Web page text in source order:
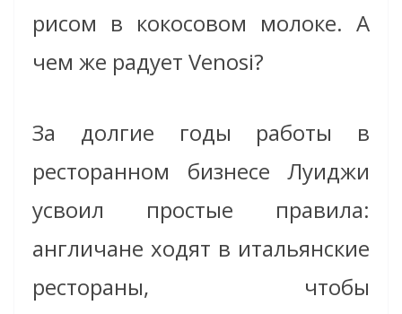
рисом в кокосовом молоке. А
чем же радует Venosi?
За долгие годы работы в
ресторанном бизнесе Луиджи
усвоил простые правила:
англичане ходят в итальянские
рестораны, чтобы